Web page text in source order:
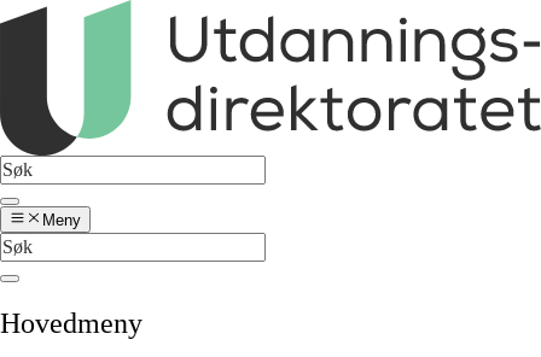
Meny
Hovedmeny